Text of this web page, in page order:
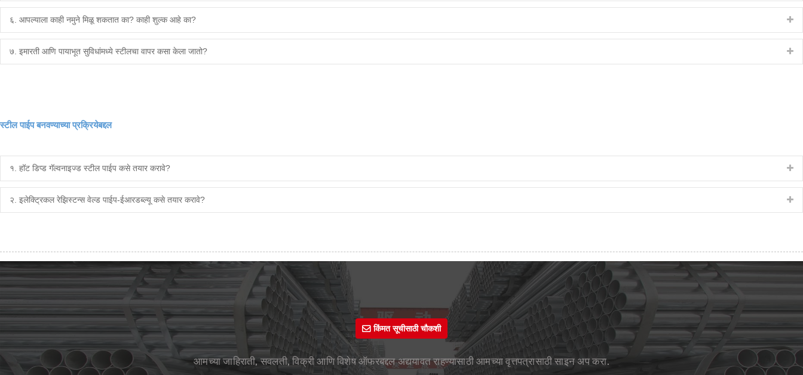
६. आपल्याला काही नमुने मिळू शकतात का? काही शुल्क आहे का?
७. इमारती आणि पायाभूत सुविधांमध्ये स्टीलचा वापर कसा केला जातो?
स्टील पाईप बनवण्याच्या प्रक्रियेबद्दल
१. हॉट डिप्ड गॅल्वनाइज्ड स्टील पाईप कसे तयार करावे?
२. इलेक्ट्रिकल रेझिस्टन्स वेल्ड पाईप-ईआरडब्ल्यू कसे तयार करावे?
किंमत सूचीसाठी चौकशी
आमच्या जाहिराती, सवलती, विक्री आणि विशेष ऑफरबद्दल अद्ययावत राहण्यासाठी आमच्या वृत्तपत्रासाठी साइन अप करा.